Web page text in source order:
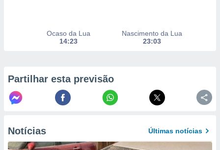
da
o
dos
de
ou
de dados
Ocaso da Lua
14:23
Nascimento da Lua
23:03
Partilhar esta previsão
Notícias Últimas notícias